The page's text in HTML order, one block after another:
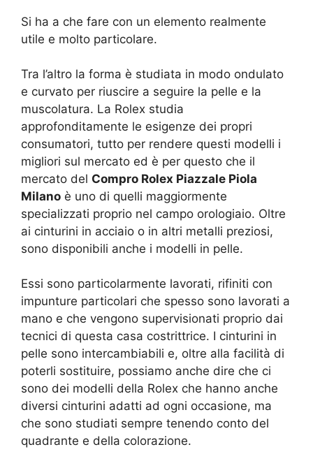
Si ha a che fare con un elemento realmente
utile e molto particolare.
Tra l’altro la forma è studiata in modo ondulato
e curvato per riuscire a seguire la pelle e la
muscolatura. La Rolex studia
approfonditamente le esigenze dei propri
consumatori, tutto per rendere questi modelli i
migliori sul mercato ed è per questo che il
mercato del Compro Rolex Piazzale Piola
Milano è uno di quelli maggiormente
specializzati proprio nel campo orologiaio. Oltre
ai cinturini in acciaio o in altri metalli preziosi,
sono disponibili anche i modelli in pelle.
Essi sono particolarmente lavorati, rifiniti con
impunture particolari che spesso sono lavorati a
mano e che vengono supervisionati proprio dai
tecnici di questa casa costrittrice. I cinturini in
pelle sono intercambiabili e, oltre alla facilità di
poterli sostituire, possiamo anche dire che ci
sono dei modelli della Rolex che hanno anche
diversi cinturini adatti ad ogni occasione, ma
che sono studiati sempre tenendo conto del
quadrante e della colorazione.